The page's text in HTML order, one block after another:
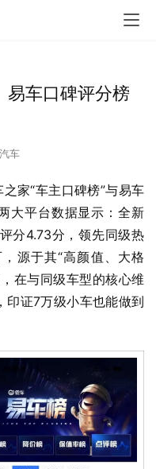
易车口碑评分榜
汽车
家“车主口碑榜”与易车
大平台数据显示：全新
分4.73分，领先同级热
源于其“高颜值、大格
在与同级车型的核心维
印证7万级小车也能做到